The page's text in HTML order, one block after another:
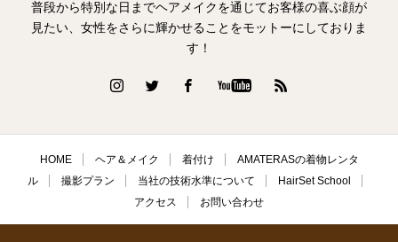
普段から特別な日までヘアメイクを通じてお客様の喜ぶ顔が
見たい、女性をさらに輝かせることをモットーにしておりま
す！
HOME ヘア＆メイク 着付け
AMATERASの着物レンタ
ル
撮影プラン 当社の技術水準について
HairSet School
アクセス
お問い合わせ